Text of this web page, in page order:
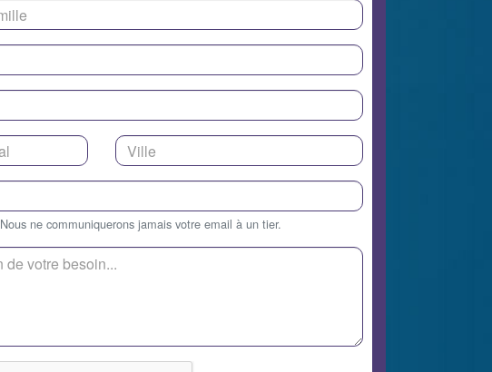
Nous ne communiquerons jamais votre email à un tier.